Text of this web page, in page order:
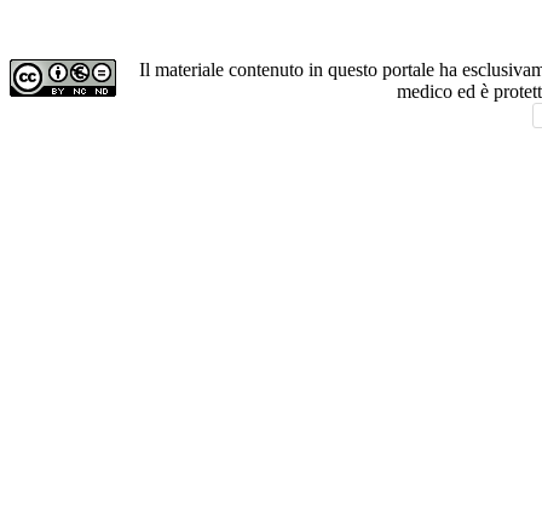
Il materiale contenuto in questo portale ha
medico ed è